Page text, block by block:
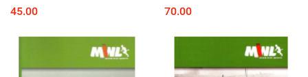
45.00
70.00